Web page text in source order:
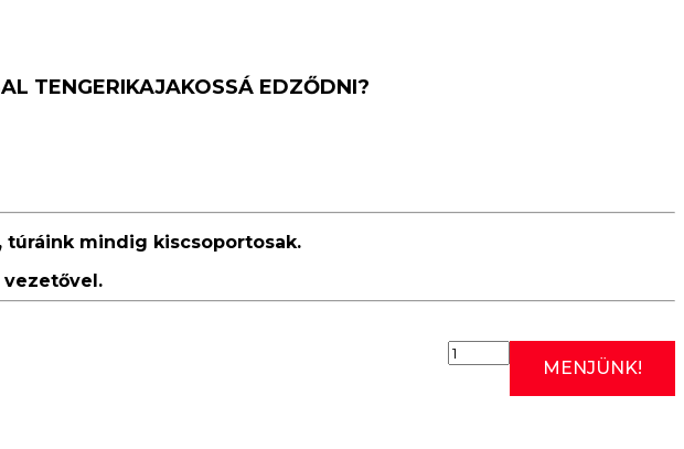
TENGERIKAJAKOSSÁ EDZŐDNI?
mindig kiscsoportosak.
vezetővel.
2026.10.24:
RÓMAI
MENJÜNK!